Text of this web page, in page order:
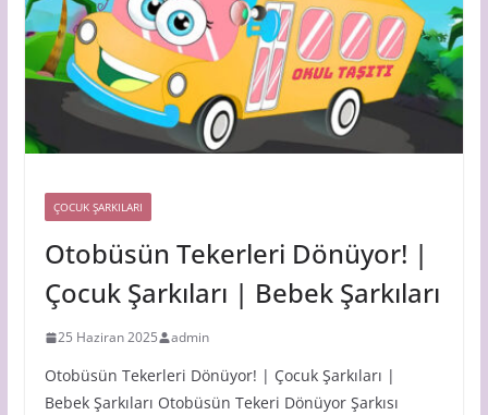
ÇOCUK ŞARKILARI
Otobüsün Tekerleri Dönüyor! |
Çocuk Şarkıları | Bebek Şarkıları
25 Haziran 2025 admin
Otobüsün Tekerleri Dönüyor! | Çocuk Şarkıları |
Bebek Şarkıları Otobüsün Tekeri Dönüyor Şarkısı